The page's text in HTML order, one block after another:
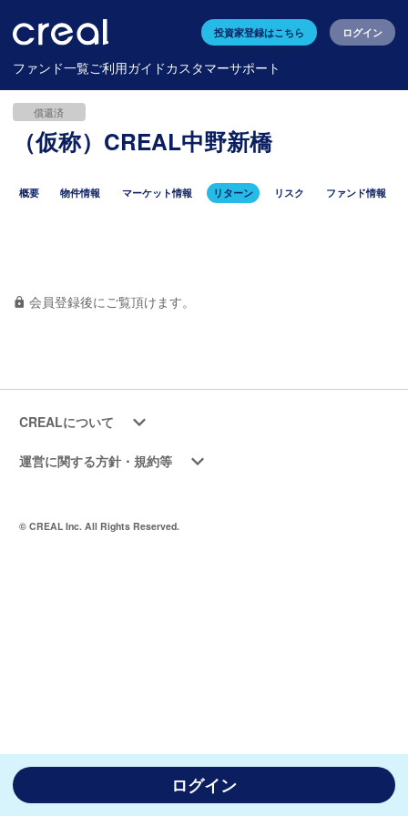
投資家登録はこちら ログイン
ファンド一覧ご利用ガイドカスタマーサポート
償還済
（仮称）CREAL中野新橋
概要 物件情報 マーケット情報 リターン リスク ファンド情報
会員登録後にご覧頂けます。
ログイン
CREALについて
運営に関する方針・規約等
© CREAL Inc. All Rights Reserved.